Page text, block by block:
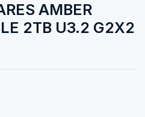
AMBER
2TB U3.2 G2X2